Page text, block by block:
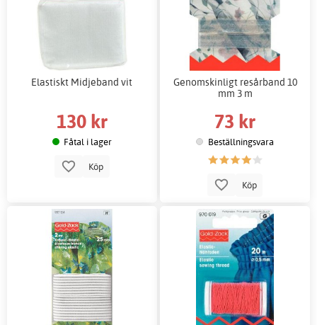
Elastiskt Midjeband vit
130 kr
Fåtal i lager
Köp
Genomskinligt resårband 10
mm 3 m
73 kr
Beställningsvara
Köp